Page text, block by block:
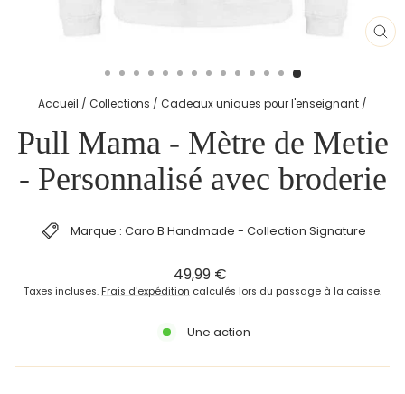
Accueil / Collections / Cadeaux uniques pour l'enseignant /
Pull Mama - Mètre de Metie
- Personnalisé avec broderie
Marque : Caro B Handmade - Collection Signature
Prix
régulier
Prix
réduit
49,99 €
Taxes incluses. Frais d'expédition calculés lors du passage à la caisse.
Une action